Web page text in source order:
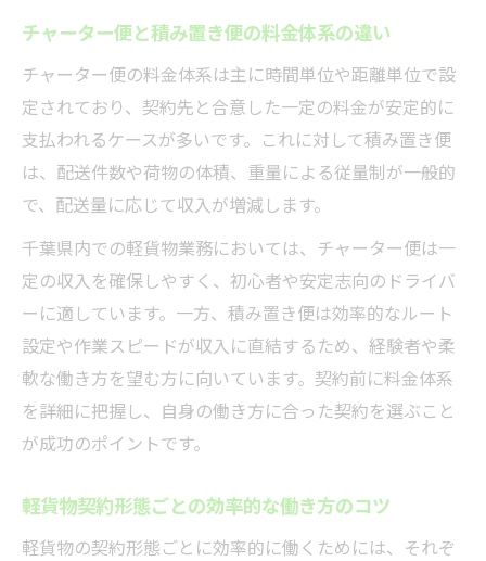
チャーター便と積み置き便の料金体系の違い
チャーター便の料金体系は主に時間単位や距離単位で設
定されており、契約先と合意した一定の料金が安定的に
支払われるケースが多いです。これに対して積み置き便
は、配送件数や荷物の体積、重量による従量制が一般的
で、配送量に応じて収入が増減します。
千葉県内での軽貨物業務においては、チャーター便は一
定の収入を確保しやすく、初心者や安定志向のドライバ
ーに適しています。一方、積み置き便は効率的なルート
設定や作業スピードが収入に直結するため、経験者や柔
軟な働き方を望む方に向いています。契約前に料金体系
を詳細に把握し、自身の働き方に合った契約を選ぶこと
が成功のポイントです。
軽貨物契約形態ごとの効率的な働き方のコツ
軽貨物の契約形態ごとに効率的に働くためには、それぞ